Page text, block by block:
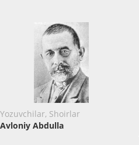
Yozuvchilar, Shoirlar
Avloniy Abdulla